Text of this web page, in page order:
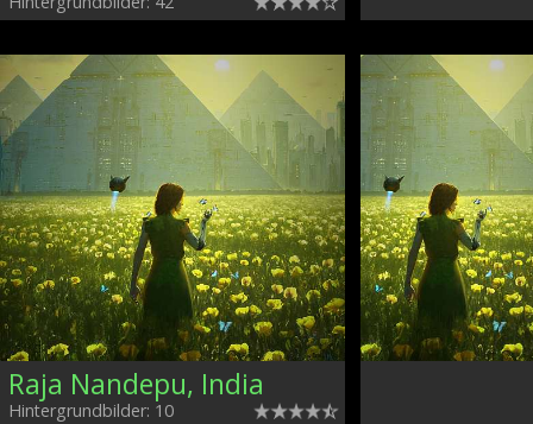
Raja Nandepu, India
Hintergrundbilder: 10